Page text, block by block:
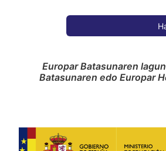
Europar Batasunaren
Batasunaren edo Europar